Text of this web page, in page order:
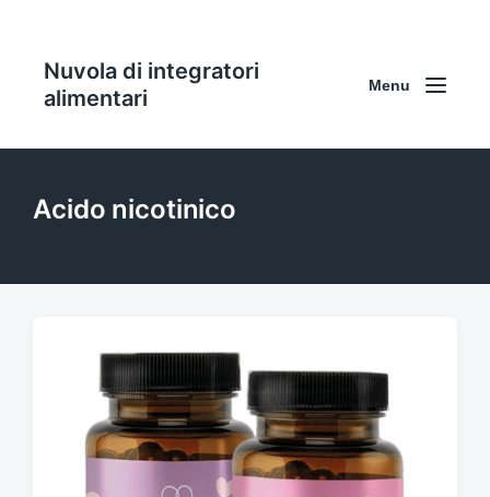
Nuvola di integratori
alimentari
Menu
Acido nicotinico